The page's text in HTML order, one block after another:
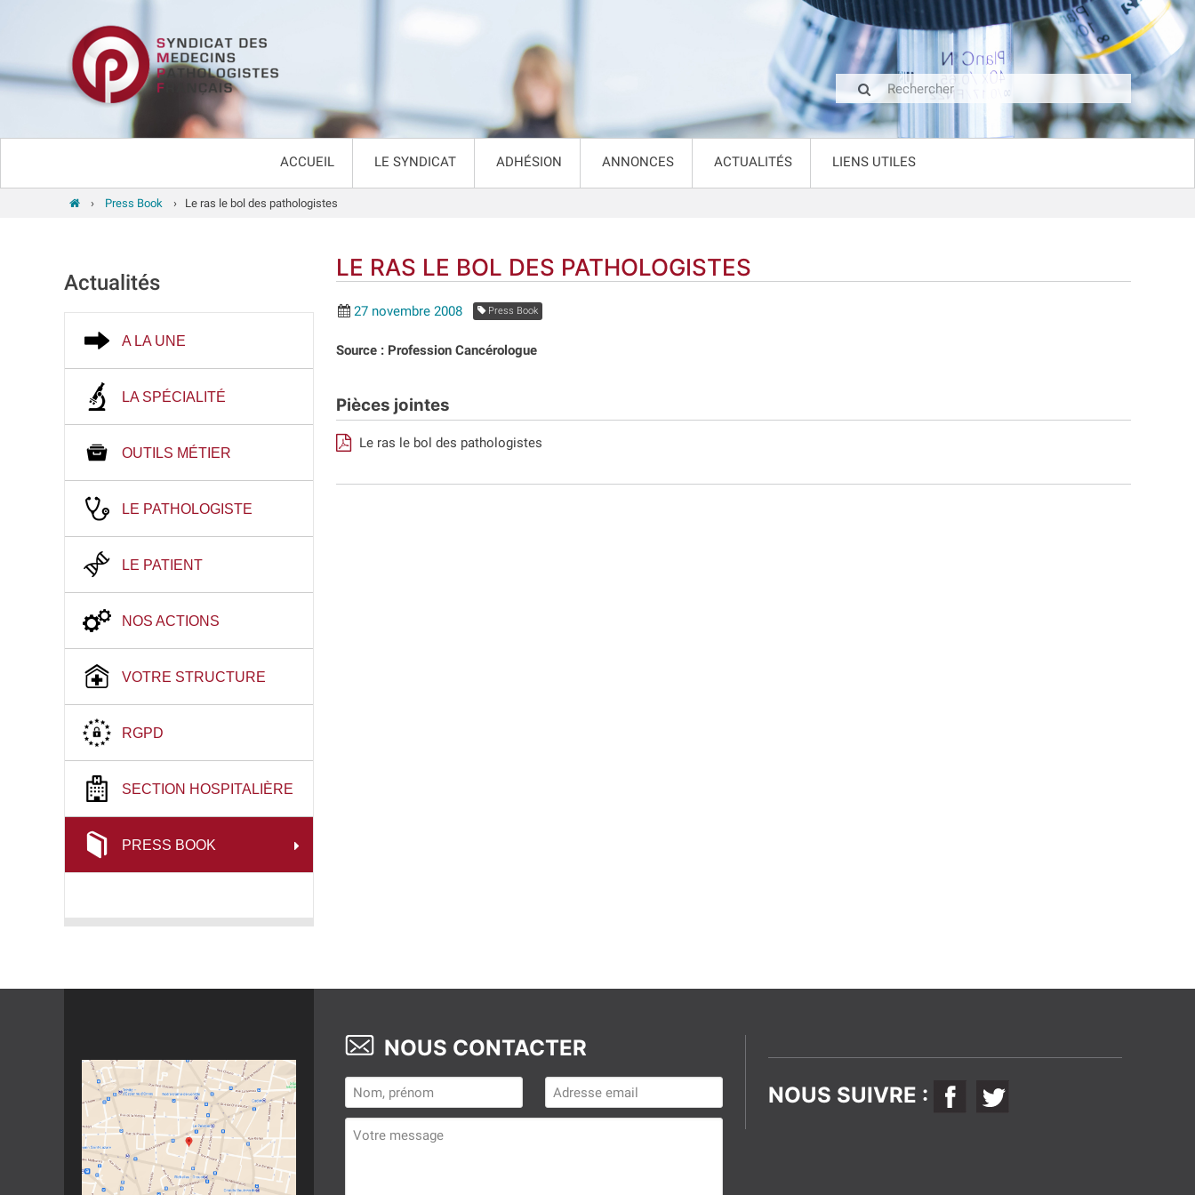
ACCUEIL LE SYNDICAT ADHÉSION ANNONCES ACTUALITÉS LIENS UTILES
› Press Book › Le ras le bol des pathologistes
Actualités
A LA UNE
LA SPÉCIALITÉ
OUTILS MÉTIER
LE PATHOLOGISTE
LE PATIENT
NOS ACTIONS
VOTRE STRUCTURE
RGPD
SECTION HOSPITALIÈRE
PRESS BOOK
LE RAS LE BOL DES PATHOLOGISTES
27 novembre 2008 Press Book
Source : Profession Cancérologue
Pièces jointes
Le ras le bol des pathologistes
NOUS CONTACTER
NOUS SUIVRE :